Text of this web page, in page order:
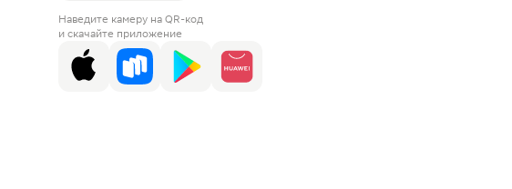
Наведите камеру на QR-код
и скачайте приложение